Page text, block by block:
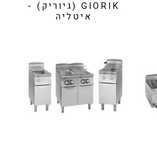
GIORIK (גיוריק) -
איטליה